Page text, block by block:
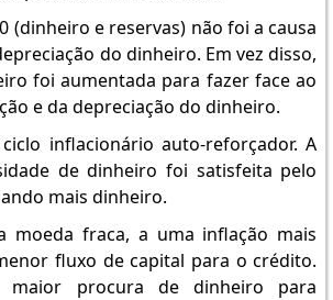
(dinheiro e reservas) não foi a causa
do dinheiro. Em vez disso,
foi aumentada para fazer face ao
e da depreciação do dinheiro.
inflacionário auto-reforçador. A
de dinheiro foi satisfeita pelo
mais dinheiro.
moeda fraca, a uma inflação mais
fluxo de capital para o crédito.
procura de dinheiro para